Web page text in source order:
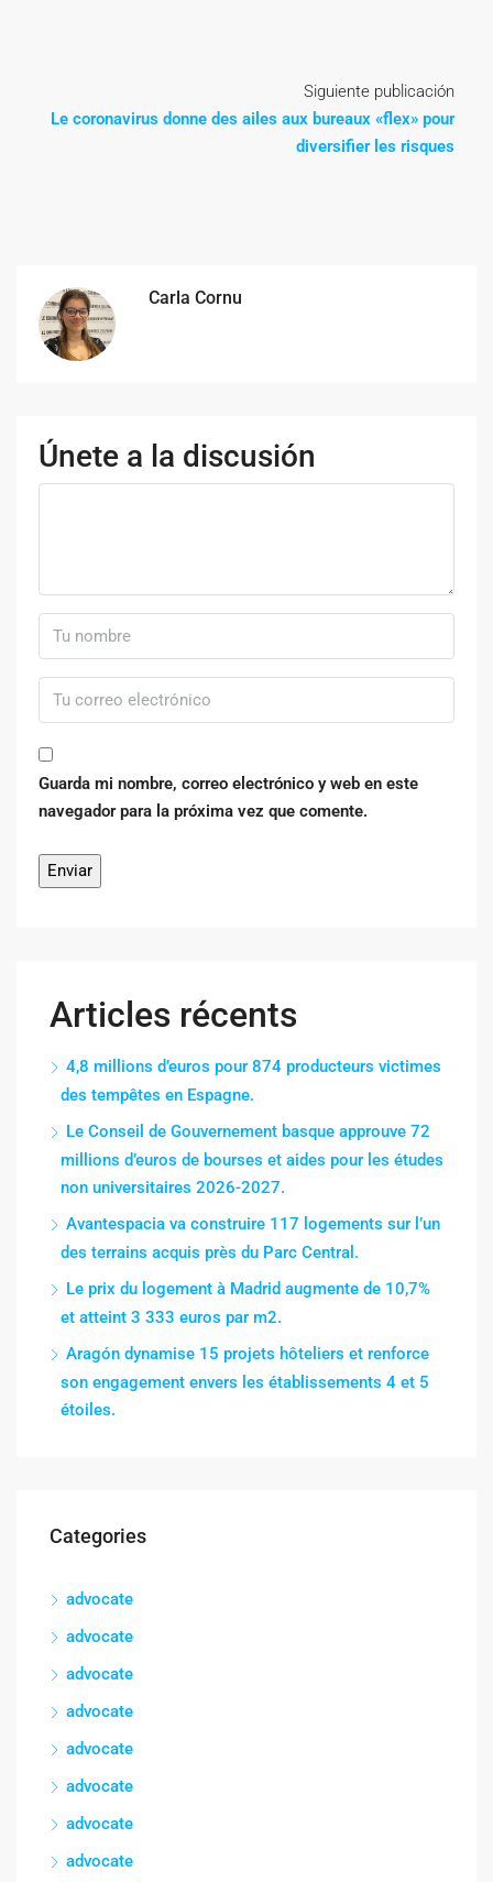
Siguiente publicación
Le coronavirus donne des ailes aux bureaux «flex» pour
diversifier les risques
Carla Cornu
Únete a la discusión
Guarda mi nombre, correo electrónico y web en este
navegador para la próxima vez que comente.
Articles récents
4,8 millions d’euros pour 874 producteurs victimes
des tempêtes en Espagne.
Le Conseil de Gouvernement basque approuve 72
millions d’euros de bourses et aides pour les études
non universitaires 2026-2027.
Avantespacia va construire 117 logements sur l’un
des terrains acquis près du Parc Central.
Le prix du logement à Madrid augmente de 10,7%
et atteint 3 333 euros par m2.
Aragón dynamise 15 projets hôteliers et renforce
son engagement envers les établissements 4 et 5
étoiles.
Categories
advocate
advocate
advocate
advocate
advocate
advocate
advocate
advocate